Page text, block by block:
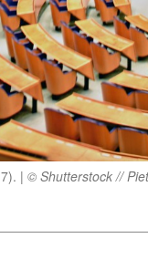
© Shutterstock //